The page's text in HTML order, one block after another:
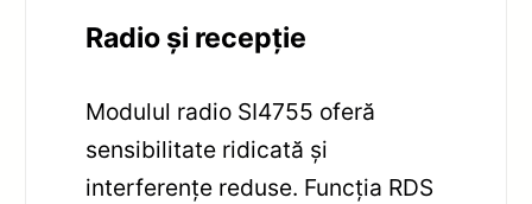
Radio și recepție
Modulul radio SI4755 oferă
sensibilitate ridicată și
interferențe reduse. Funcția RDS